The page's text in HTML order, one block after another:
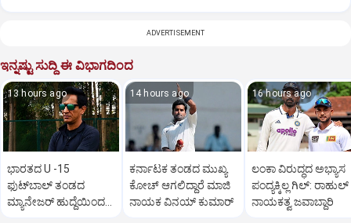
ADVERTISEMENT
ಇನ್ನಷ್ಟು ಸುದ್ದಿ ಈ ವಿಭಾಗದಿಂದ
13 hours ago
ಭಾರತದ U -15
ಫುಟ್‌ಬಾಲ್ ತಂಡದ
ಮ್ಯಾನೇಜರ್‌ ಹುದ್ದೆಯಿಂದ
14 hours ago
ಕರ್ನಾಟಕ ತಂಡದ ಮುಖ್ಯ
ಕೋಚ್‌ ಆಗಲಿದ್ದಾರೆ ಮಾಜಿ
ನಾಯಕ ವಿನಯ್‌ ಕುಮಾರ್
16 hours ago
ಲಂಕಾ ವಿರುದ್ಧದ ಅಭ್ಯಾಸ
ಪಂದ್ಯಕ್ಕಿಲ್ಲ ಗಿಲ್:‌
ನಾಯಕತ್ವ ಜವಾಬ್ದಾರಿ